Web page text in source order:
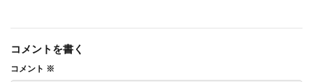
コメントを書く
コメント ※